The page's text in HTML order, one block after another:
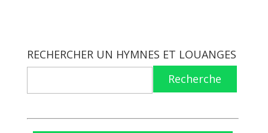
RECHERCHER UN HYMNES ET LOUANGES
Recherche